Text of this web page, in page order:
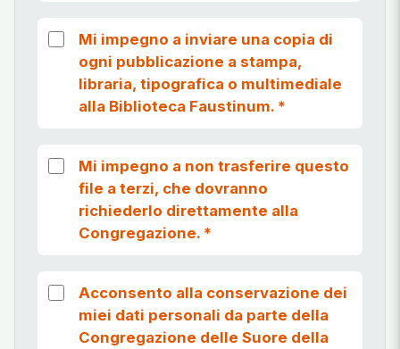
Mi impegno a inviare una copia di
ogni pubblicazione a stampa,
libraria, tipografica o multimediale
alla Biblioteca Faustinum. *
Mi impegno a non trasferire questo
file a terzi, che dovranno
richiederlo direttamente alla
Congregazione. *
Acconsento alla conservazione dei
miei dati personali da parte della
Congregazione delle Suore della